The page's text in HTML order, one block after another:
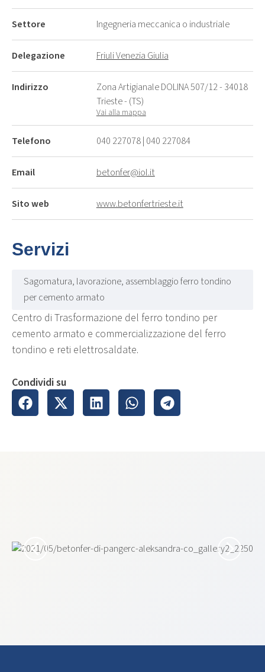
Settore Ingegneria meccanica o industriale
Delegazione Friuli Venezia Giulia
Indirizzo
Zona Artigianale DOLINA 507/12 - 34018
Trieste - (TS)
Vai alla mappa
Telefono 040 227078| 040 227084
Email betonfer@iol.it
Sito web www.betonfertrieste.it
Servizi
Sagomatura, lavorazione, assemblaggio ferro tondino
per cemento armato
Centro di Trasformazione del ferro tondino per
cemento armato e commercializzazione del ferro
tondino e reti elettrosaldate.
Condividi su